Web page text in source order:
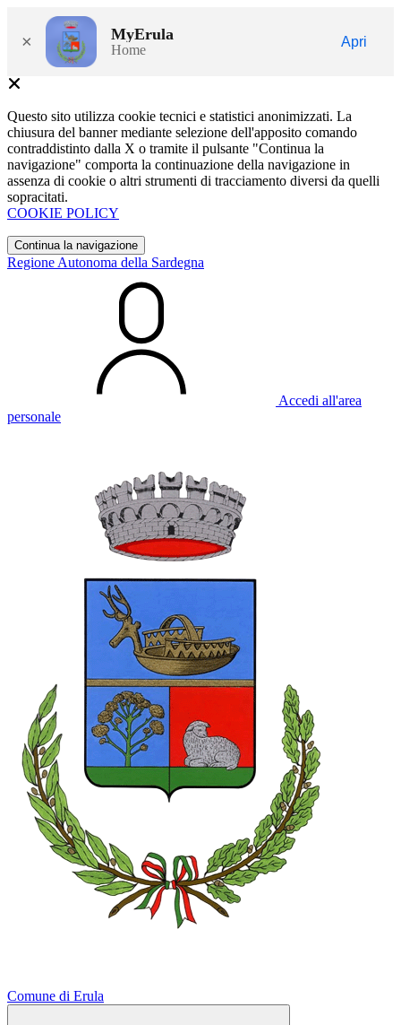
× MyErula
Home
Apri
Questo sito utilizza cookie tecnici e statistici anonimizzati. La
chiusura del banner mediante selezione dell'apposito comando
contraddistinto dalla X o tramite il pulsante "Continua la
navigazione" comporta la continuazione della navigazione in
assenza di cookie o altri strumenti di tracciamento diversi da quelli
sopracitati.
COOKIE POLICY
Continua la navigazione
Regione Autonoma della Sardegna
Accedi all'area
personale
Comune di Erula